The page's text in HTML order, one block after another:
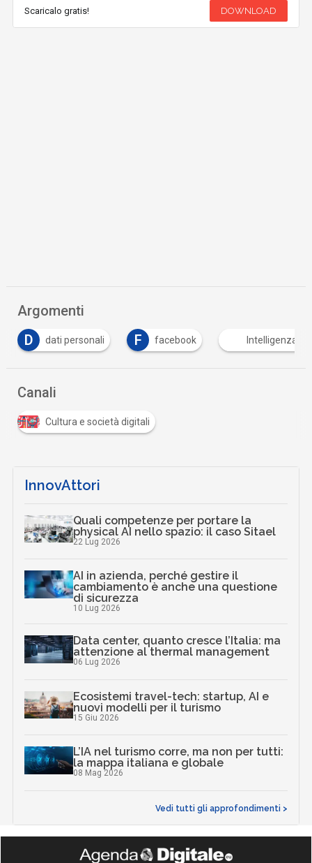
Scaricalo gratis! DOWNLOAD
Argomenti
D
dati personali F facebook Intelligenza
Canali
Cultura e società digitali
InnovAttori
Quali competenze per portare la
physical AI nello spazio: il caso Sitael
22 Lug 2026
AI in azienda, perché gestire il
cambiamento è anche una questione
di sicurezza
10 Lug 2026
Data center, quanto cresce l’Italia: ma
attenzione al thermal management
06 Lug 2026
Ecosistemi travel-tech: startup, AI e
nuovi modelli per il turismo
15 Giu 2026
L’IA nel turismo corre, ma non per tutti:
la mappa italiana e globale
08 Mag 2026
Vedi tutti gli approfondimenti >